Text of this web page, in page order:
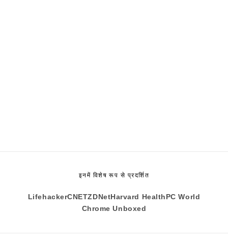
इनमें विशेष रूप से प्रदर्शित
LifehackerCNETZDNetHarvard Health PC World
Chrome Unboxed